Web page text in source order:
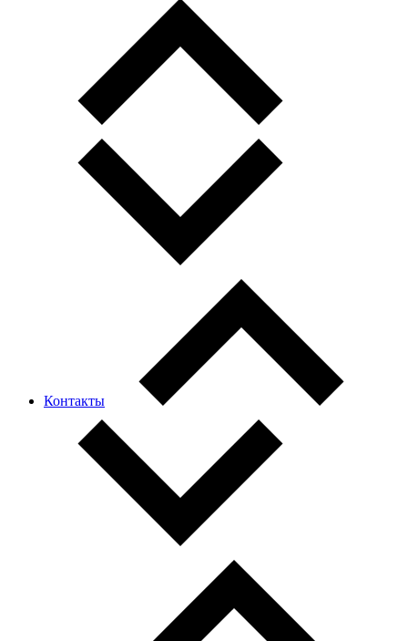
Контакты